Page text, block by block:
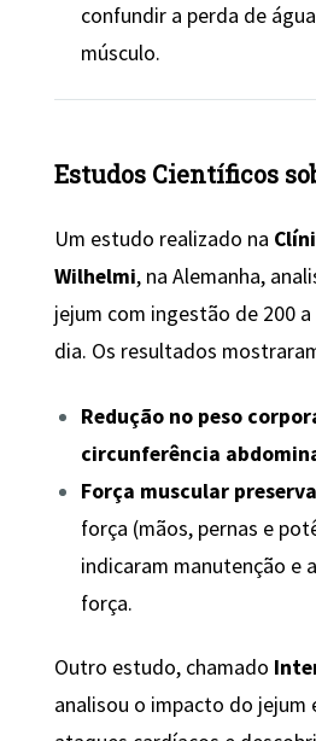
confundir a perda de
músculo.
Estudos Científicos
Um estudo realizado na
Wilhelmi, na Alemanha,
jejum com ingestão de 200
dia. Os resultados
Redução no peso
circunferência
Força muscular
força (mãos, pernas e
indicaram manutenção e
força.
Outro estudo, chamado
analisou o impacto do jejum